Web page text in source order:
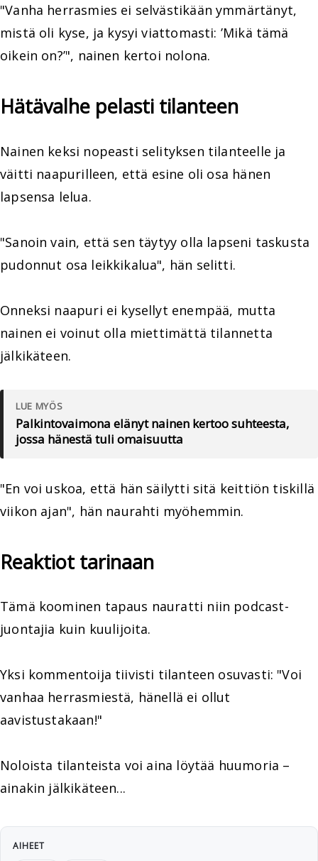
"Vanha herrasmies ei selvästikään ymmärtänyt,
mistä oli kyse, ja kysyi viattomasti: ’Mikä tämä
oikein on?’", nainen kertoi nolona.
Hätävalhe pelasti tilanteen
Nainen keksi nopeasti selityksen tilanteelle ja
väitti naapurilleen, että esine oli osa hänen
lapsensa lelua.
"Sanoin vain, että sen täytyy olla lapseni taskusta
pudonnut osa leikkikalua", hän selitti.
Onneksi naapuri ei kysellyt enempää, mutta
nainen ei voinut olla miettimättä tilannetta
jälkikäteen.
LUE MYÖS
Palkintovaimona elänyt nainen kertoo suhteesta,
jossa hänestä tuli omaisuutta
"En voi uskoa, että hän säilytti sitä keittiön tiskillä
viikon ajan", hän naurahti myöhemmin.
Reaktiot tarinaan
Tämä koominen tapaus nauratti niin podcast-
juontajia kuin kuulijoita.
Yksi kommentoija tiivisti tilanteen osuvasti: "Voi
vanhaa herrasmiestä, hänellä ei ollut
aavistustakaan!"
Noloista tilanteista voi aina löytää huumoria –
ainakin jälkikäteen...
AIHEET